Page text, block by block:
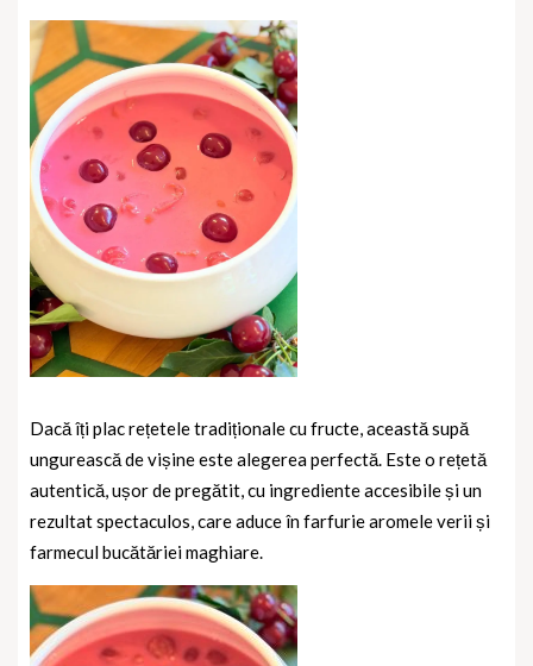
Dacă îți plac rețetele tradiționale cu fructe, această supă
ungurească de vișine este alegerea perfectă. Este o rețetă
autentică, ușor de pregătit, cu ingrediente accesibile și un
rezultat spectaculos, care aduce în farfurie aromele verii și
farmecul bucătăriei maghiare.